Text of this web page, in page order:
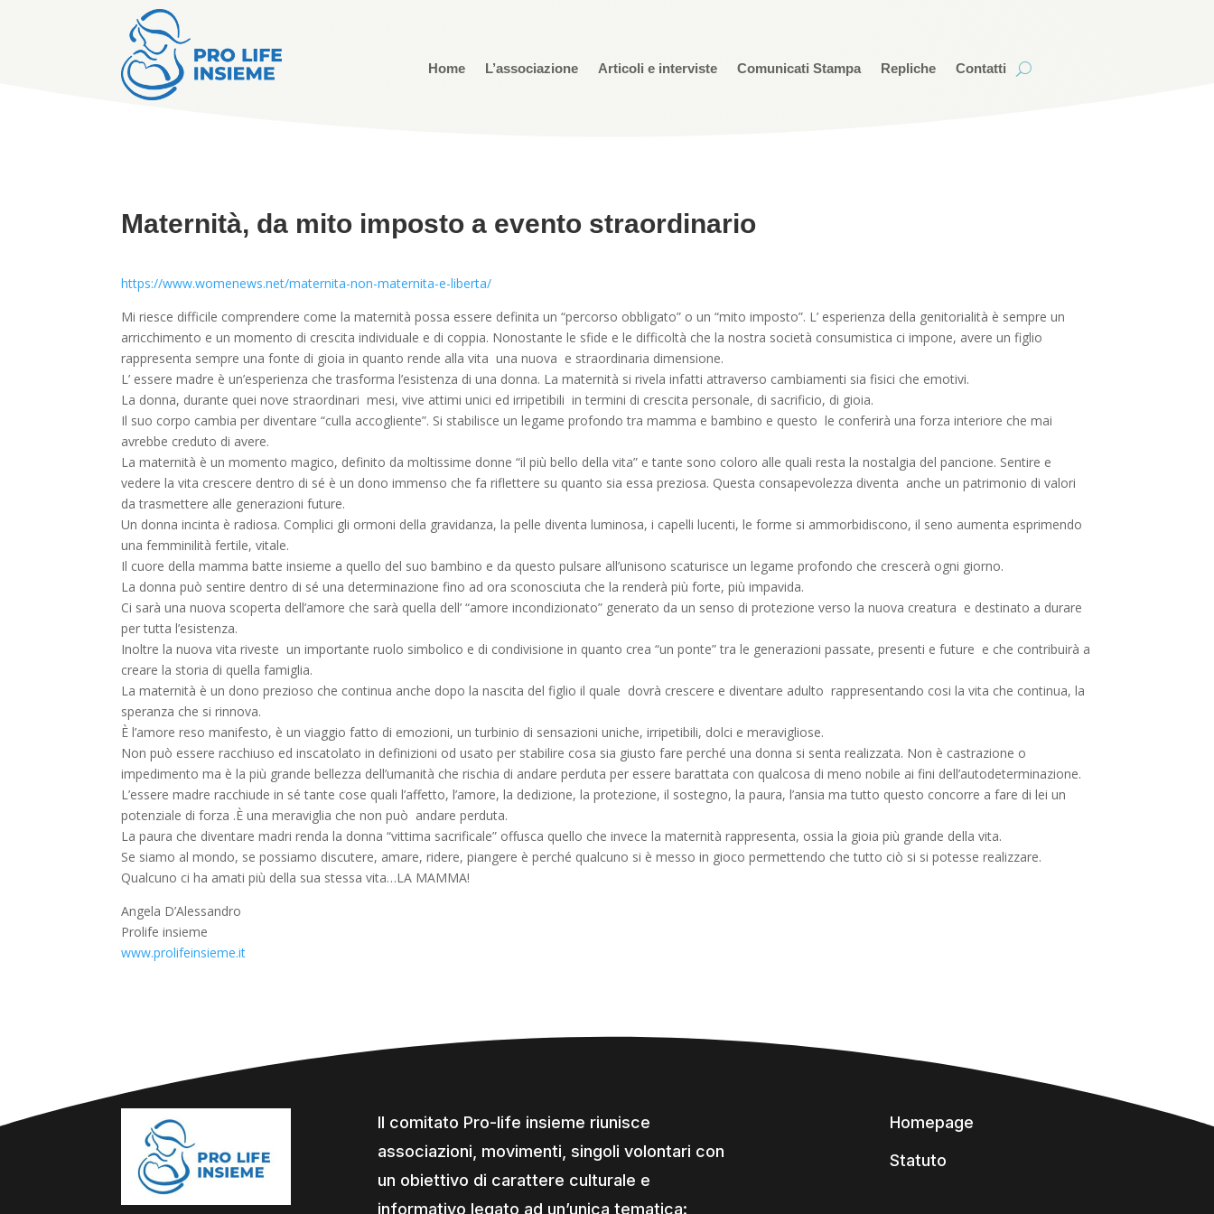
Home L’associazione Articoli e interviste Comunicati Stampa Repliche Contatti
Maternità, da mito imposto a evento straordinario
https://www.womenews.net/maternita-non-maternita-e-liberta/
Mi riesce difficile comprendere come la maternità possa essere definita un “percorso obbligato” o un “mito imposto”. L’ esperienza della genitorialità è sempre un
arricchimento e un momento di crescita individuale e di coppia. Nonostante le sfide e le difficoltà che la nostra società consumistica ci impone, avere un figlio
rappresenta sempre una fonte di gioia in quanto rende alla vita una nuova e straordinaria dimensione.
L’ essere madre è un’esperienza che trasforma l’esistenza di una donna. La maternità si rivela infatti attraverso cambiamenti sia fisici che emotivi.
La donna, durante quei nove straordinari mesi, vive attimi unici ed irripetibili in termini di crescita personale, di sacrificio, di gioia.
Il suo corpo cambia per diventare “culla accogliente”. Si stabilisce un legame profondo tra mamma e bambino e questo le conferirà una forza interiore che mai
avrebbe creduto di avere.
La maternità è un momento magico, definito da moltissime donne “il più bello della vita” e tante sono coloro alle quali resta la nostalgia del pancione. Sentire e
vedere la vita crescere dentro di sé è un dono immenso che fa riflettere su quanto sia essa preziosa. Questa consapevolezza diventa anche un patrimonio di valori
da trasmettere alle generazioni future.
Un donna incinta è radiosa. Complici gli ormoni della gravidanza, la pelle diventa luminosa, i capelli lucenti, le forme si ammorbidiscono, il seno aumenta esprimendo
una femminilità fertile, vitale.
Il cuore della mamma batte insieme a quello del suo bambino e da questo pulsare all’unisono scaturisce un legame profondo che crescerà ogni giorno.
La donna può sentire dentro di sé una determinazione fino ad ora sconosciuta che la renderà più forte, più impavida.
Ci sarà una nuova scoperta dell’amore che sarà quella dell’ “amore incondizionato” generato da un senso di protezione verso la nuova creatura e destinato a durare
per tutta l’esistenza.
Inoltre la nuova vita riveste un importante ruolo simbolico e di condivisione in quanto crea “un ponte” tra le generazioni passate, presenti e future e che contribuirà a
creare la storia di quella famiglia.
La maternità è un dono prezioso che continua anche dopo la nascita del figlio il quale dovrà crescere e diventare adulto rappresentando cosi la vita che continua, la
speranza che si rinnova.
È l’amore reso manifesto, è un viaggio fatto di emozioni, un turbinio di sensazioni uniche, irripetibili, dolci e meravigliose.
Non può essere racchiuso ed inscatolato in definizioni od usato per stabilire cosa sia giusto fare perché una donna si senta realizzata. Non è castrazione o
impedimento ma è la più grande bellezza dell’umanità che rischia di andare perduta per essere barattata con qualcosa di meno nobile ai fini dell’autodeterminazione.
L’essere madre racchiude in sé tante cose quali l’affetto, l’amore, la dedizione, la protezione, il sostegno, la paura, l’ansia ma tutto questo concorre a fare di lei un
potenziale di forza .È una meraviglia che non può andare perduta.
La paura che diventare madri renda la donna “vittima sacrificale” offusca quello che invece la maternità rappresenta, ossia la gioia più grande della vita.
Se siamo al mondo, se possiamo discutere, amare, ridere, piangere è perché qualcuno si è messo in gioco permettendo che tutto ciò si si potesse realizzare.
Qualcuno ci ha amati più della sua stessa vita…LA MAMMA!
Angela D’Alessandro
Prolife insieme
www.prolifeinsieme.it
Il comitato Pro-life insieme riunisce
associazioni, movimenti, singoli volontari con
un obiettivo di carattere culturale e
informativo legato ad un’unica tematica:
Homepage
Statuto